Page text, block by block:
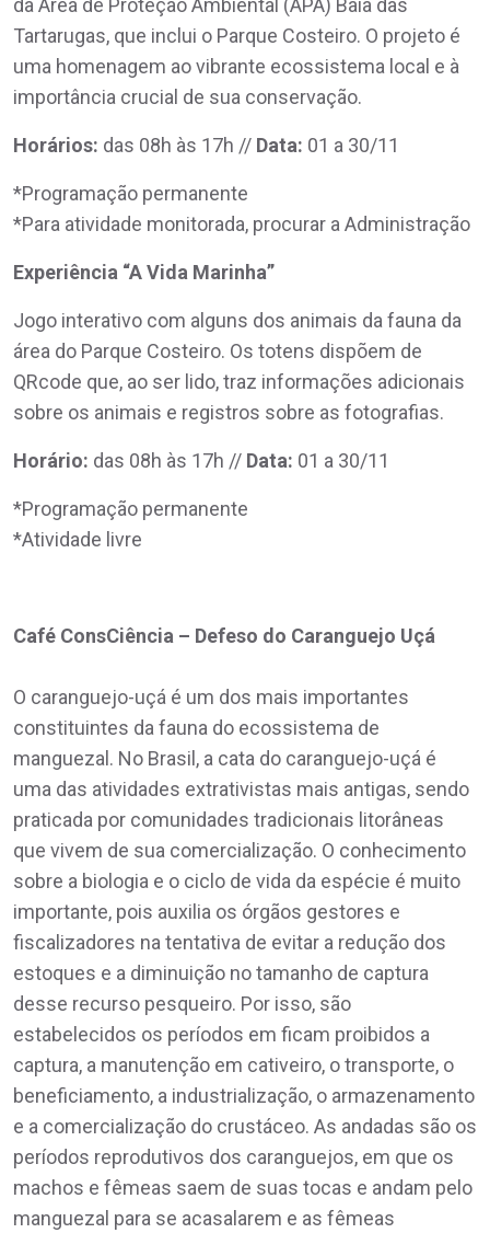
da Área de Proteção Ambiental (APA) Baia das
Tartarugas, que inclui o Parque Costeiro. O projeto é
uma homenagem ao vibrante ecossistema local e à
importância crucial de sua conservação.
Horários: das 08h às 17h // Data: 01 a 30/11
*Programação permanente
*Para atividade monitorada, procurar a Administração
Experiência “A Vida Marinha”
Jogo interativo com alguns dos animais da fauna da
área do Parque Costeiro. Os totens dispõem de
QRcode que, ao ser lido, traz informações adicionais
sobre os animais e registros sobre as fotografias.
Horário: das 08h às 17h // Data: 01 a 30/11
*Programação permanente
*Atividade livre
Café ConsCiência – Defeso do Caranguejo Uçá
O caranguejo-uçá é um dos mais importantes
constituintes da fauna do ecossistema de
manguezal. No Brasil, a cata do caranguejo-uçá é
uma das atividades extrativistas mais antigas, sendo
praticada por comunidades tradicionais litorâneas
que vivem de sua comercialização. O conhecimento
sobre a biologia e o ciclo de vida da espécie é muito
importante, pois auxilia os órgãos gestores e
fiscalizadores na tentativa de evitar a redução dos
estoques e a diminuição no tamanho de captura
desse recurso pesqueiro. Por isso, são
estabelecidos os períodos em ficam proibidos a
captura, a manutenção em cativeiro, o transporte, o
beneficiamento, a industrialização, o armazenamento
e a comercialização do crustáceo. As andadas são os
períodos reprodutivos dos caranguejos, em que os
machos e fêmeas saem de suas tocas e andam pelo
manguezal para se acasalarem e as fêmeas